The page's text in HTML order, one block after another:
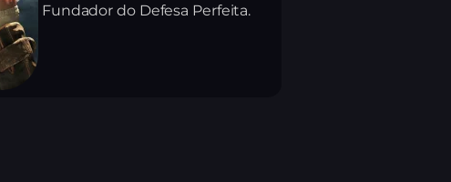
Fundador do Defesa Perfeita.